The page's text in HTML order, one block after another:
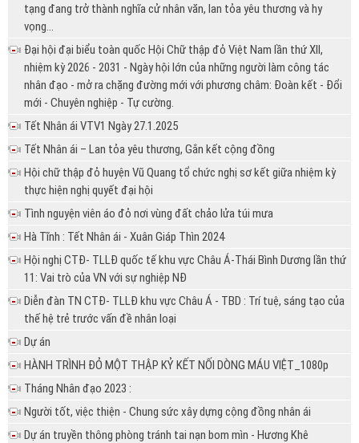
tạng đang trở thành nghĩa cử nhân văn, lan tỏa yêu thương và hy
vọng...
Đại hội đại biểu toàn quốc Hội Chữ thập đỏ Việt Nam lần thứ XII,
nhiệm kỳ 2026 - 2031 - Ngày hội lớn của những người làm công tác
nhân đạo - mở ra chặng đường mới với phương châm: Đoàn kết - Đổi
mới - Chuyên nghiệp - Tự cường.
Tết Nhân ái VTV1 Ngày 27.1.2025
Tết Nhân ái – Lan tỏa yêu thương, Gắn kết cộng đồng
Hội chữ thập đỏ huyện Vũ Quang tổ chức nghị sơ kết giữa nhiệm kỳ
thực hiện nghị quyết đại hội
Tình nguyện viên áo đỏ nơi vùng đất chảo lửa túi mưa
Hà Tĩnh : Tết Nhân ái - Xuân Giáp Thìn 2024
Hội nghị CTĐ- TLLĐ quốc tế khu vực Châu Á-Thái Bình Dương lần thứ
11: Vai trò của VN với sự nghiệp NĐ
Diễn đàn TN CTĐ- TLLĐ khu vực Châu Á - TBD : Trí tuệ, sáng tạo của
thế hệ trẻ trước vấn đề nhân loại
Dự án
HÀNH TRÌNH ĐỎ MỘT THẬP KỶ KẾT NỐI DÒNG MÁU VIỆT_1080p
Tháng Nhân đạo 2023 :
Người tốt, việc thiện - Chung sức xây dựng cộng đồng nhân ái
Dự án truyền thông phòng tránh tai nạn bom mìn - Hương Khê